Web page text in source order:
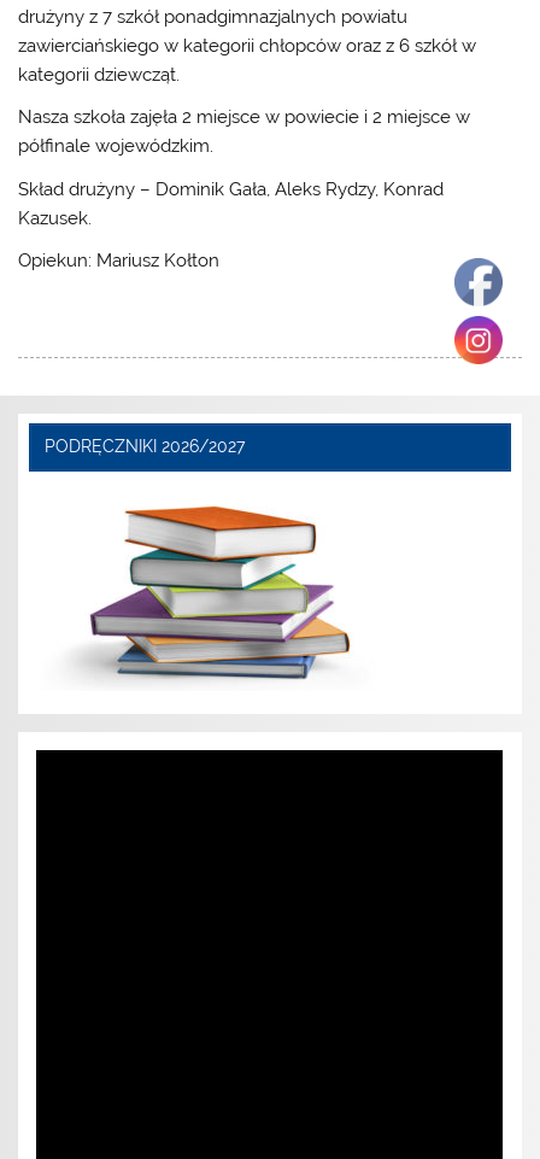
drużyny z 7 szkół ponadgimnazjalnych powiatu
zawierciańskiego w kategorii chłopców oraz z 6 szkół w
kategorii dziewcząt.
Nasza szkoła zajęła 2 miejsce w powiecie i 2 miejsce w
półfinale wojewódzkim.
Skład drużyny – Dominik Gała, Aleks Rydzy, Konrad
Kazusek.
Opiekun: Mariusz Kołton
PODRĘCZNIKI 2026/2027